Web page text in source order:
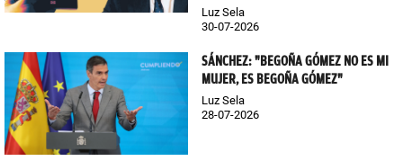
Luz Sela
30-07-2026
SÁNCHEZ: "BEGOÑA GÓMEZ NO ES MI
MUJER, ES BEGOÑA GÓMEZ"
Luz Sela
28-07-2026